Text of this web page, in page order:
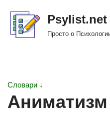
Перейти
Psylist.net
Просто о
Словари ↓
Аниматизм